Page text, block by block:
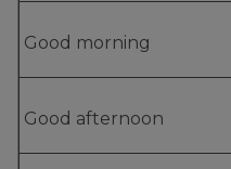
Good morning
Good afternoon